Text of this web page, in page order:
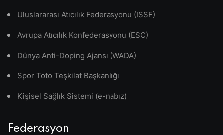
Uluslararası Atıcılık Federasyonu (ISSF)
Avrupa Atıcılık Konfederasyonu (ESC)
Dünya Anti-Doping Ajansı (WADA)
Spor Toto Teşkilat Başkanlığı
Kişisel Sağlık Sistemi (e-nabız)
Federasyon